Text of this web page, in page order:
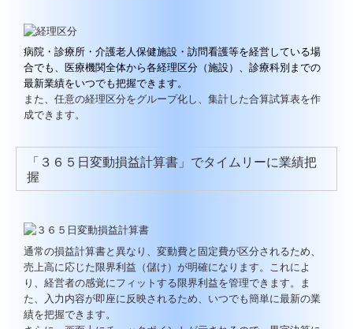
病院・診療所・介護老人保健施設・訪問看護等を経営している場
合でも、医療機関全体から各経理区分（施設）、診療科別までの
最新業績をいつでも把握できます。
また、任意の経理区分をグループ化し、集計した合算試算表を作
成できます。
「３６５日変動損益計算書」でタイムリーに業績把
握
通常の損益計算書と異なり、変動費と固定費が区分されるため、
売上高に応じた限界利益（儲け）が明確になります。これによ
り、経営者の感覚にフィットする限界利益を管理できます。ま
た、入力内容が即座に反映されるため、いつでも簡単に最新の業
績を把握できます。